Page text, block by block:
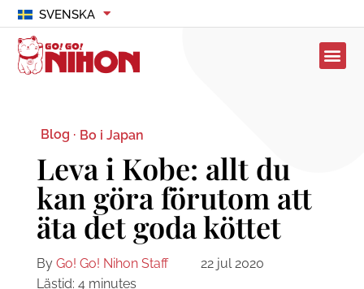
SVENSKA
Blog · Bo i Japan
Leva i Kobe: allt du
kan göra förutom att
äta det goda köttet
By Go! Go! Nihon Staff
22 jul 2020
Lästid: 4 minutes